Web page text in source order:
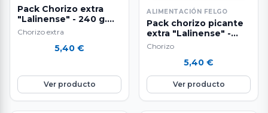
Pack Chorizo extra
"Lalinense" - 240 g.
aprox.
Chorizo extra
5,40 €
Ver producto
ALIMENTACIÓN FELGO
Pack chorizo picante
extra "Lalinense" -
240 g. aprox.
Chorizo
5,40 €
Ver producto